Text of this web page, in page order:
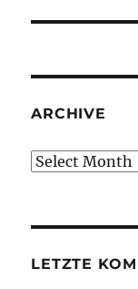
ARCHIVE
Archive
LETZTE